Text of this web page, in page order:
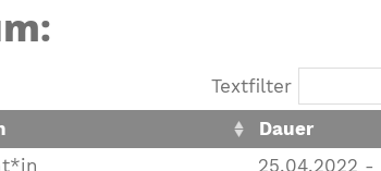
Textfilter
Dauer
25.04.2022 -